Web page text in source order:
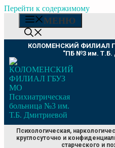
Перейти к содержимому
МЕНЮ
КОЛОМЕНСКИЙ ФИЛИАЛ
"ПБ №3 им.
Психологическая,
круглосуточно и
старческого и